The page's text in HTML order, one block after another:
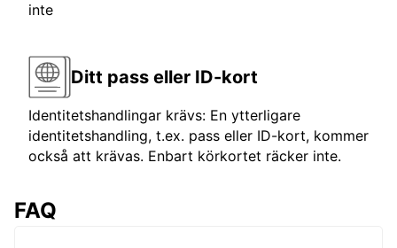
inte
Ditt pass eller ID-kort
Identitetshandlingar krävs: En ytterligare
identitetshandling, t.ex. pass eller ID-kort, kommer
också att krävas. Enbart körkortet räcker inte.
FAQ